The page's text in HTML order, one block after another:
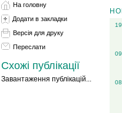
На головну
Додати в закладки
Версія для друку
Переслати
Схожі публікації
Завантаження публікацій...